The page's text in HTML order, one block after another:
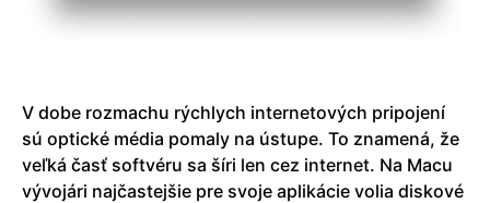
V dobe rozmachu rýchlych internetových pripojení
sú optické média pomaly na ústupe. To znamená, že
veľká časť softvéru sa šíri len cez internet. Na Macu
vývojári najčastejšie pre svoje aplikácie volia diskové